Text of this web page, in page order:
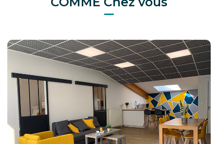
ESTIMATION
BIENS VENDUS
L'AGENCE
TÉMOIGNAGES
CONTACT